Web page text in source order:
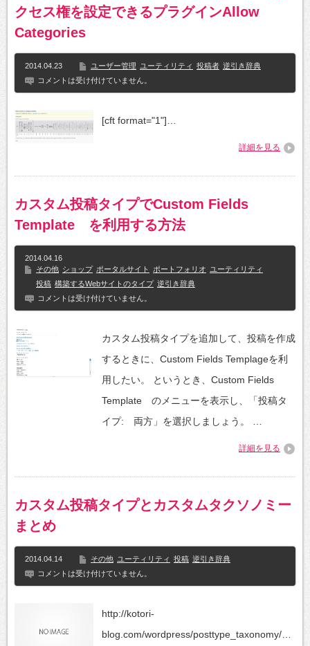
クセス権を設定できるプラグインAllow
Categories
2014.04.23 ユーザー管理 ユーティリティ 投稿者 逆引き辞典
コメントは受け付けていません。
[cft format="1"]…
詳細を見る
カスタム投稿タイプでCustom Fields
Template を利用する方法
2014.04.16
その他 ショップ ポータルサイト ポートフォリオ
ユーティリティ
投稿 構築するWebサイトのタイプ 逆引き辞典
コメントは受け付けていません。
カスタム投稿タイプを追加して、投稿を作成
するときに、Custom Fields Templageを利
用したい。 というとき、Custom Fields
Template のメニューを表示し、「投稿タ
イプ: 両方」を選択しましょう。 …
詳細を見る
カスタム投稿タイプとカスタムタクソノミー
まとめ
2014.04.14 その他 ユーティリティ 投稿 逆引き辞典
コメントは受け付けていません。
http://kotori-
blog.com/wordpress/posttype_taxonomy/…